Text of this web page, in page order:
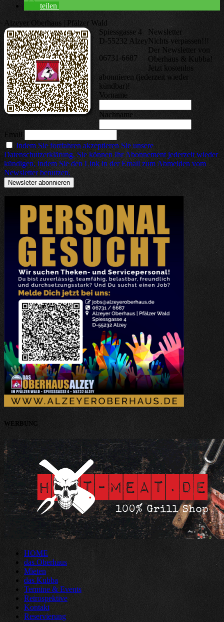
teilen
Alzeyer Oberhaus | Pfälzer Wald
Spiessgasse 4
D-55232 Alzey
06731-6687
Newsletter
Nichts verpassen!!!
Der Newsletter von
Oberhaus & Kubba!
Jetzt kostenlos
abonnieren (jederzeit wieder
kündbar)!
Vorname
Nachname
Email
Indem Sie fortfahren akzeptieren Sie unsere
Datenschutzerklärung. Sie können Ihr Abonnement jederzeit wieder
kündigen, indem Sie den Link in der Email zum Abmelden vom
Newsletter benutzen.
WERBUNG
HOME
das Oberhaus
Mieten
das Kubba
Termine & Events
Retrospektive
Kontakt
Reservierung